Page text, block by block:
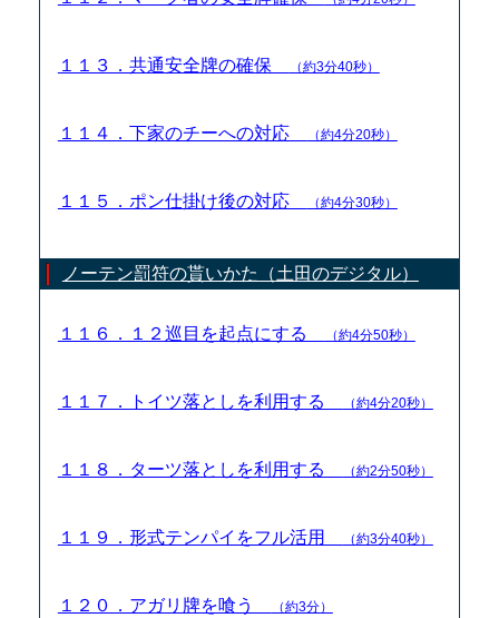
１１３．共通安全牌の確保 （約3分40秒）
１１４．下家のチーへの対応 （約4分20秒）
１１５．ポン仕掛け後の対応 （約4分30秒）
ノーテン罰符の貰いかた（土田のデジタル）
１１６．１２巡目を起点にする （約4分50秒）
１１７．トイツ落としを利用する （約4分20秒）
１１８．ターツ落としを利用する （約2分50秒）
１１９．形式テンパイをフル活用 （約3分40秒）
１２０．アガリ牌を喰う （約3分）